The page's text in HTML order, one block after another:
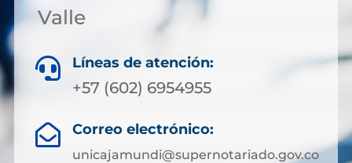
Valle
 Líneas de atención:
+57 (602) 6954955
 Correo electrónico:
unicajamundi@supernotariado.gov.co